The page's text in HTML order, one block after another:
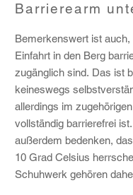
Barrierearm
Bemerkenswert ist
Einfahrt in den Berg
zugänglich sind. Das ist
keineswegs
allerdings im
vollständig barrierefrei
außerdem bedenken,
10 Grad Celsius
Schuhwerk gehören